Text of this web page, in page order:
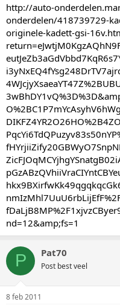
http://auto-
onderdelen/418739729-
originele-kadett-gsi-
nd=12&amp;fs=1
P Pat70
Post best veel
8 feb 2011